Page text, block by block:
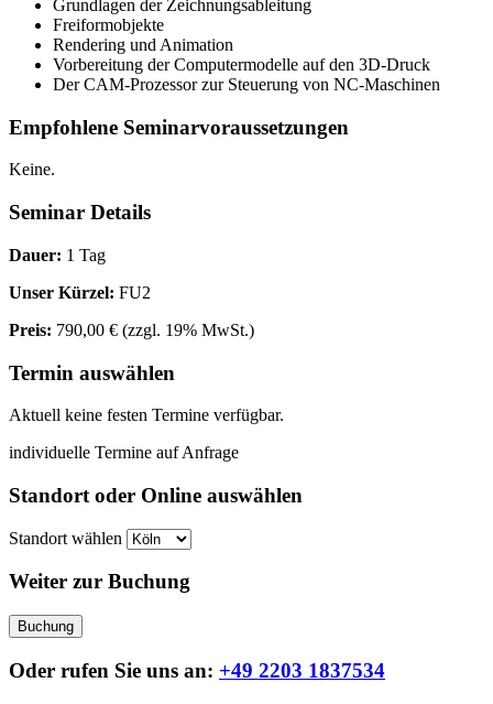
Grundlagen der Zeichnungsableitung
Freiformobjekte
Rendering und Animation
Vorbereitung der Computermodelle auf den 3D-Druck
Der CAM-Prozessor zur Steuerung von NC-Maschinen
Empfohlene Seminarvoraussetzungen
Keine.
Seminar Details
Dauer: 1 Tag
Unser Kürzel: FU2
Preis: 790,00 € (zzgl. 19% MwSt.)
Termin auswählen
Aktuell keine festen Termine verfügbar.
individuelle Termine auf Anfrage
Standort oder Online auswählen
Standort wählen
Weiter zur Buchung
Buchung
Oder rufen Sie uns an: +49 2203 1837534